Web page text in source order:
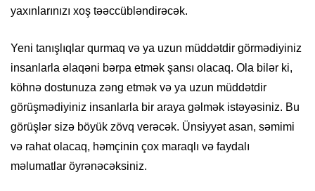
yaxınlarınızı xoş təəccübləndirəcək.
Yeni tanışlıqlar qurmaq və ya uzun müddətdir görmədiyiniz
insanlarla əlaqəni bərpa etmək şansı olacaq. Ola bilər ki,
köhnə dostunuza zəng etmək və ya uzun müddətdir
görüşmədiyiniz insanlarla bir araya gəlmək istəyəsiniz. Bu
görüşlər sizə böyük zövq verəcək. Ünsiyyət asan, səmimi
və rahat olacaq, həmçinin çox maraqlı və faydalı
məlumatlar öyrənəcəksiniz.